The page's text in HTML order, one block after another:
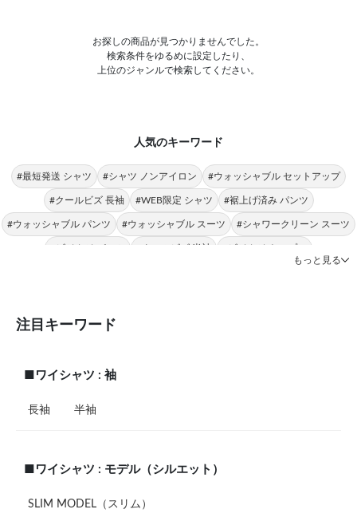
お探しの商品が見つかりませんでした。
検索条件をゆるめに設定したり、
上位のジャンルで検索してください。
人気のキーワード
#最短発送 シャツ #シャツ ノンアイロン #ウォッシャブル セットアップ
#クールビズ 長袖 #WEB限定 シャツ #裾上げ済み パンツ
#ウォッシャブル パンツ #ウォッシャブル スーツ #シャワークリーン スーツ
#ビジカジ パンツ #クールビズ 半袖 #ビジカジ トップス
もっと見る
注目キーワード
■ワイシャツ : 袖
長袖 半袖
■ワイシャツ : モデル（シルエット）
SLIM MODEL（スリム）